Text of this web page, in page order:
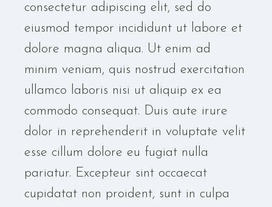
consectetur adipiscing elit, sed do
eiusmod tempor incididunt ut labore et
dolore magna aliqua. Ut enim ad
minim veniam, quis nostrud exercitation
ullamco laboris nisi ut aliquip ex ea
commodo consequat. Duis aute irure
dolor in reprehenderit in voluptate velit
esse cillum dolore eu fugiat nulla
pariatur. Excepteur sint occaecat
cupidatat non proident, sunt in culpa